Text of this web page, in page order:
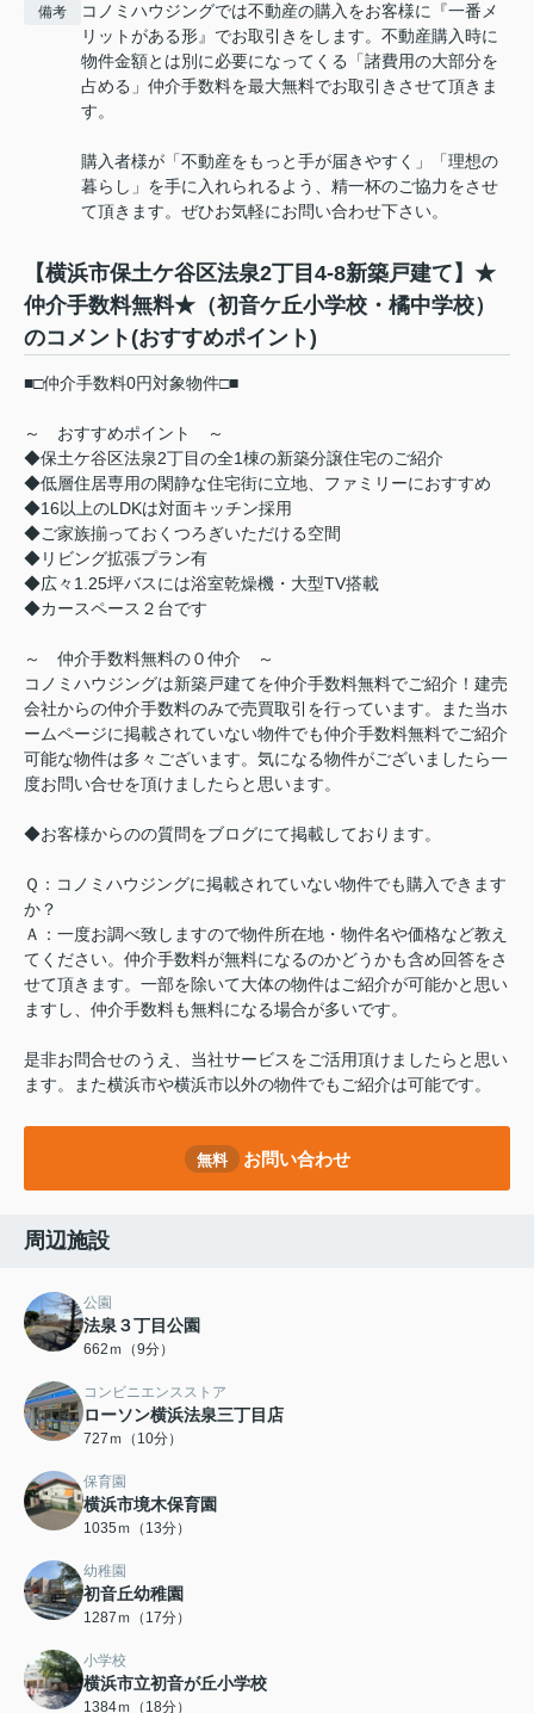
備考
コノミハウジングでは不動産の購入をお客様に『一番メ
リットがある形』でお取引きをします。不動産購入時に
物件金額とは別に必要になってくる「諸費用の大部分を
占める」仲介手数料を最大無料でお取引きさせて頂きま
す。
購入者様が「不動産をもっと手が届きやすく」「理想の
暮らし」を手に入れられるよう、精一杯のご協力をさせ
て頂きます。ぜひお気軽にお問い合わせ下さい。
【横浜市保土ケ谷区法泉2丁目4-8新築戸建て】★
仲介手数料無料★（初音ケ丘小学校・橘中学校）
のコメント(おすすめポイント)
■□仲介手数料0円対象物件□■
～ おすすめポイント ～
◆保土ケ谷区法泉2丁目の全1棟の新築分譲住宅のご紹介
◆低層住居専用の閑静な住宅街に立地、ファミリーにおすすめ
◆16以上のLDKは対面キッチン採用
◆ご家族揃っておくつろぎいただける空間
◆リビング拡張プラン有
◆広々1.25坪バスには浴室乾燥機・大型TV搭載
◆カースペース２台です
～ 仲介手数料無料の０仲介 ～
コノミハウジングは新築戸建てを仲介手数料無料でご紹介！建売
会社からの仲介手数料のみで売買取引を行っています。また当ホ
ームページに掲載されていない物件でも仲介手数料無料でご紹介
可能な物件は多々ございます。気になる物件がございましたら一
度お問い合せを頂けましたらと思います。
◆お客様からのの質問をブログにて掲載しております。
Ｑ：コノミハウジングに掲載されていない物件でも購入できます
か？
Ａ：一度お調べ致しますので物件所在地・物件名や価格など教え
てください。仲介手数料が無料になるのかどうかも含め回答をさ
せて頂きます。一部を除いて大体の物件はご紹介が可能かと思い
ますし、仲介手数料も無料になる場合が多いです。
是非お問合せのうえ、当社サービスをご活用頂けましたらと思い
ます。また横浜市や横浜市以外の物件でもご紹介は可能です。
無料 お問い合わせ
周辺施設
公園
法泉３丁目公園
662ｍ（9分）
コンビニエンスストア
ローソン横浜法泉三丁目店
727ｍ（10分）
保育園
横浜市境木保育園
1035ｍ（13分）
幼稚園
初音丘幼稚園
1287ｍ（17分）
小学校
横浜市立初音が丘小学校
1384ｍ（18分）